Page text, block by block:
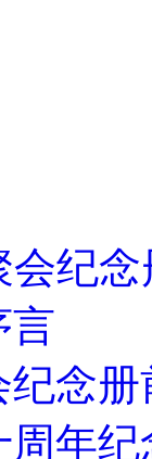
会纪
言
念
年